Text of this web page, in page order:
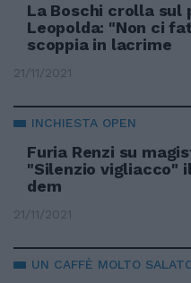
La Boschi crolla sul
Leopolda: "Non ci
scoppia in lacrime
21/11/2021
INCHIESTA OPEN
Furia Renzi su
"Silenzio vigliacco"
dem
21/11/2021
UN CAFFÈ MOLTO